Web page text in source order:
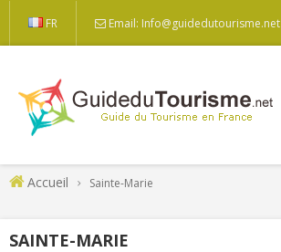
FR Email: Info@guidedutourisme.net
Accueil Sainte-Marie
SAINTE-MARIE